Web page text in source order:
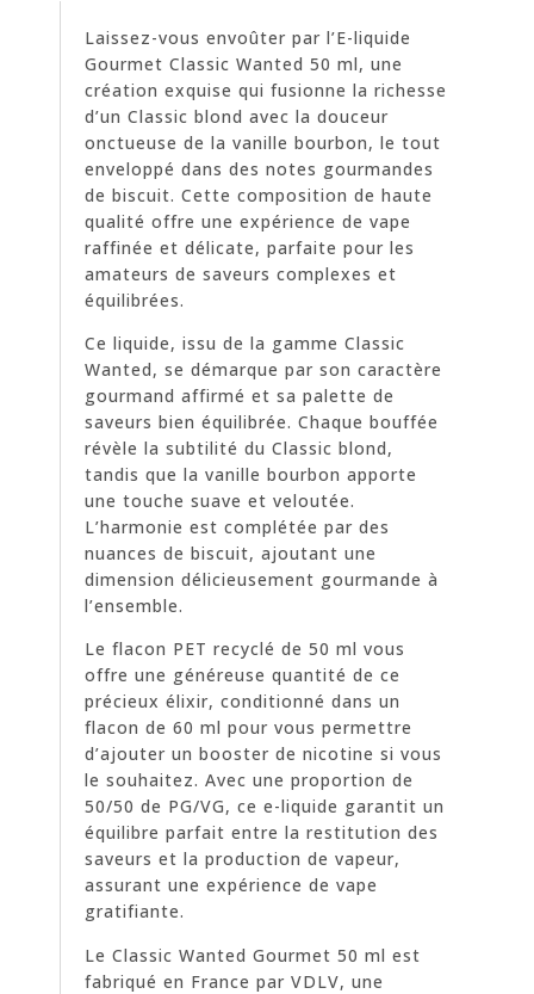
Laissez-vous envoûter par l’E-liquide
Gourmet Classic Wanted 50 ml, une
création exquise qui fusionne la richesse
d’un Classic blond avec la douceur
onctueuse de la vanille bourbon, le tout
enveloppé dans des notes gourmandes
de biscuit. Cette composition de haute
qualité offre une expérience de vape
raffinée et délicate, parfaite pour les
amateurs de saveurs complexes et
équilibrées.
Ce liquide, issu de la gamme Classic
Wanted, se démarque par son caractère
gourmand affirmé et sa palette de
saveurs bien équilibrée. Chaque bouffée
révèle la subtilité du Classic blond,
tandis que la vanille bourbon apporte
une touche suave et veloutée.
L’harmonie est complétée par des
nuances de biscuit, ajoutant une
dimension délicieusement gourmande à
l’ensemble.
Le flacon PET recyclé de 50 ml vous
offre une généreuse quantité de ce
précieux élixir, conditionné dans un
flacon de 60 ml pour vous permettre
d’ajouter un booster de nicotine si vous
le souhaitez. Avec une proportion de
50/50 de PG/VG, ce e-liquide garantit un
équilibre parfait entre la restitution des
saveurs et la production de vapeur,
assurant une expérience de vape
gratifiante.
Le Classic Wanted Gourmet 50 ml est
fabriqué en France par VDLV, une